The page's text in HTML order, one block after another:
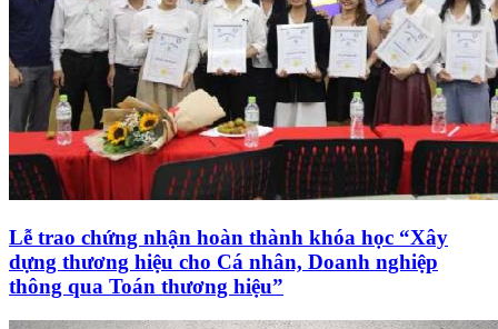
Lễ trao chứng nhận hoàn thành khóa học “Xây
dựng thương hiệu cho Cá nhân, Doanh nghiệp
thông qua Toán thương hiệu”